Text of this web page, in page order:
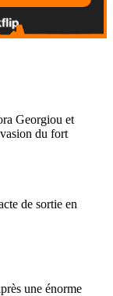
Georgiou et
du fort
de sortie en
une énorme